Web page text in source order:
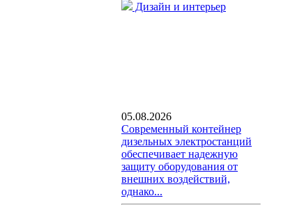
Дизайн и интерьер
05.08.2026
Современный контейнер
дизельных электростанций
обеспечивает надежную
защиту оборудования от
внешних воздействий,
однако...